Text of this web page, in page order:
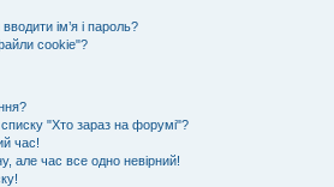
ім’я і пароль?
cookie"?
"Хто зараз на форумі"?
час!
але час все одно невірний!